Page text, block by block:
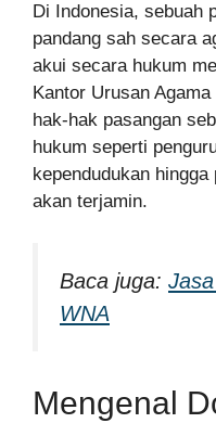
Di Indonesia, sebuah
pandang sah secara
akui secara hukum
Kantor Urusan
hak-hak pasangan
hukum seperti
kependudukan
akan terjamin.
Baca juga:
WNA
Mengenal